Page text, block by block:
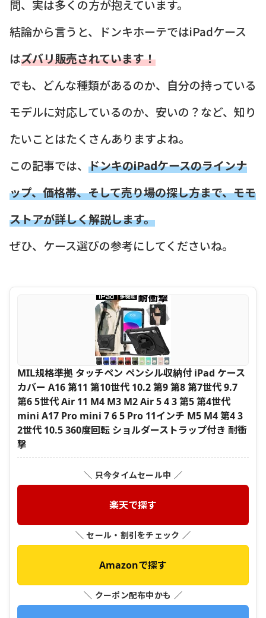
問、実は多くの方が抱えています。
結論から言うと、ドンキホーテではiPadケース
はズバリ販売されています！
でも、どんな種類があるのか、自分の持っている
モデルに対応しているのか、安いの？など、知り
たいことはたくさんありますよね。
この記事では、 ドンキのiPadケースのラインナ
ップ、価格帯、そして売り場の探し方まで、モモ
ストアが詳しく解説します。
ぜひ、ケース選びの参考にしてくださいね。
MIL規格準拠 タッチペン ペンシル収納付 iPad ケース
カバー A16 第11 第10世代 10.2 第9 第8 第7世代 9.7
第6 5世代 Air 11 M4 M3 M2 Air 5 4 3 第5 第4世代
mini A17 Pro mini 7 6 5 Pro 11インチ M5 M4 第4 3
2世代 10.5 360度回転 ショルダーストラップ付き 耐衝
撃
＼ 只今タイムセール中 ／
楽天で探す
＼ セール・割引をチェック ／
Amazonで探す
＼ クーポン配布中かも ／